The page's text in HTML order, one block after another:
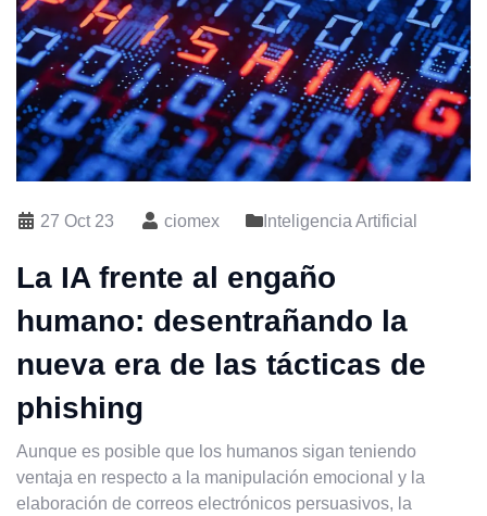
27 Oct 23 ciomex Inteligencia Artificial
La IA frente al engaño
humano: desentrañando la
nueva era de las tácticas de
phishing
Aunque es posible que los humanos sigan teniendo
ventaja en respecto a la manipulación emocional y la
elaboración de correos electrónicos persuasivos, la